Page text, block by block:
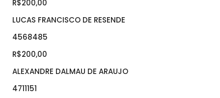
R$200,00
LUCAS FRANCISCO DE RESENDE
4568485
R$200,00
ALEXANDRE DALMAU DE ARAUJO
4711151